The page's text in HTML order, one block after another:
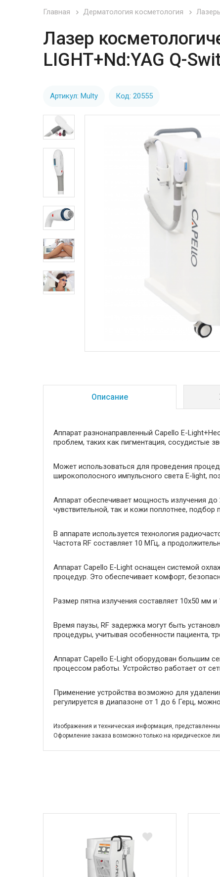
Главная Дерматология косметология
Лазер
LIGHT+Nd:YAG Q-
Артикул: Multy Код: 20555
Описание
Аппарат разнонаправленный Capello E-
проблем, таких как пигментация, сосудистые
Может использоваться для проведения
широкополосного импульсного света E-light,
Аппарат обеспечивает мощность излучения
чувствительной, так и кожи поплотнее,
В аппарате используется технология
Частота RF составляет 10 МГц, а
Аппарат Capello E-Light оснащен системой
процедур. Это обеспечивает комфорт,
Размер пятна излучения составляет 10х50 мм
Время паузы, RF задержка могут быть
процедуры, учитывая особенности пациента,
Аппарат Capello E-Light оборудован большим
процессом работы. Устройство работает от
Применение устройства возможно для
регулируется в диапазоне от 1 до 6 Герц,
Изображения и техническая информация,
Оформление заказа возможно только на юридическое